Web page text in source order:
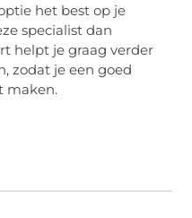
het best op je
specialist dan
helpt je graag verder
zodat je een goed
maken.